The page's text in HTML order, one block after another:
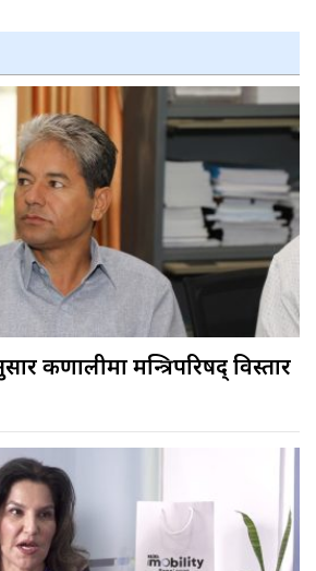
कर्णालीमा मन्त्रिपरिषद् विस्तार